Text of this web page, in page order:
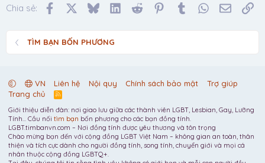
Chia sẻ: FacebookBlueskyLinkedInReddit PinterestTumblrWhatsApp
Email
TÌM BẠN BỐN PHƯƠNG
VN Liên hệ Nội quy Chính sách bảo mật
Trợ giúp
Trang chủ
R
S
Giới thiệu diễn đàn: nơi giao lưu giữa các thành viên LGBT, Lesbian, Gay, Lưỡng
Tính... Cầu nối tìm bạn bốn phương cho các bạn đồng tính.
LGBT.timbanvn.com – Nơi đồng tính được yêu thương và tôn trọng
Chào mừng bạn đến với cộng đồng LGBT Việt Nam – không gian an toàn, thân
thiện và tích cực dành cho người đồng tính, song tính, chuyển giới và mọi cá
nhân thuộc cộng đồng LGBTQ+.